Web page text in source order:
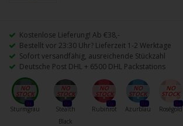
Kostenlose Lieferung! Ab €38,-
Bestellt vor 23:30 Uhr? Lieferzeit 1-2 Werktage
Sofort versandfähig, ausreichende Stückzahl
Deutsche Post DHL + 6500 DHL Packstations
0x
Sturmgrau
0x
Stealth
Black
0x
Rubinrot
0x
Azurblau
0x
Roségold